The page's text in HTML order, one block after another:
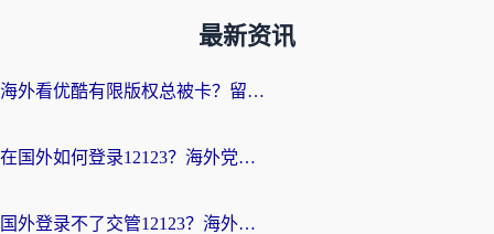
最新资讯
海外看优酷有限版权总被卡？留学生亲测有效的回国加速器选择指南
在国外如何登录12123？海外党必备的回国加速实用指南
国外登录不了交管12123？海外华人亲测有效的回国加速器选择指南